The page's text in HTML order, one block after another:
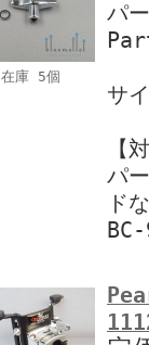
在庫 5個
パ
サ
【
パ
ド